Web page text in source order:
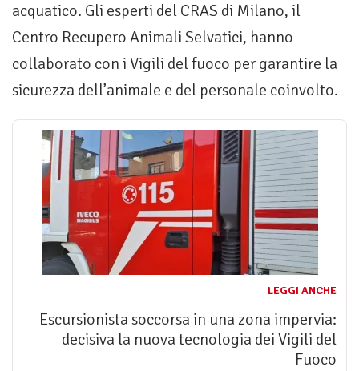
acquatico. Gli esperti del CRAS di Milano, il
Centro Recupero Animali Selvatici, hanno
collaborato con i Vigili del fuoco per garantire la
sicurezza dell’animale e del personale coinvolto.
LEGGI ANCHE
Escursionista soccorsa in una zona impervia:
decisiva la nuova tecnologia dei Vigili del
Fuoco